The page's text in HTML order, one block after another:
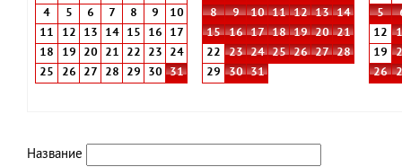
4
5 6 7 8 9
10
11
12 13 14 15 16
17
18
19 20 21 22 23
24
25
26 27 28 29 30 31
8
9 10 11 12 13
14
15
16 17 18 19 20
21
22
23 24 25 26 27
28
29
30 31
5
12
19
26
Название